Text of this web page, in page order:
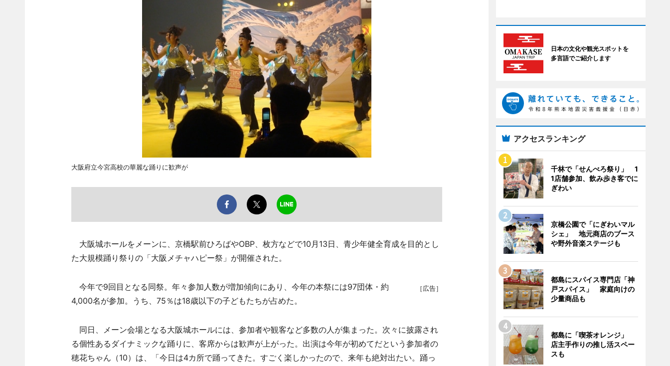
大阪府立今宮高校の華麗な踊りに歓声が
大阪城ホールをメーンに、京橋駅前ひろばやOBP、枚方などで10月13日、青少年健全育成を目的とし
た大規模踊り祭りの「大阪メチャハピー祭」が開催された。
［広告］
今年で9回目となる同祭。年々参加人数が増加傾向にあり、今年の本祭には97団体・約
4,000名が参加。うち、75％は18歳以下の子どもたちが占めた。
同日、メーン会場となる大阪城ホールには、参加者や観客など多数の人が集まった。次々に披露され
る個性あるダイナミックな踊りに、客席からは歓声が上がった。出演は今年が初めてだという参加者の
穂花ちゃん（10）は、「今日は4カ所で踊ってきた。すごく楽しかったので、来年も絶対出たい。踊っ
日本の文化や観光スポットを
多言語でご紹介します
アクセスランキング
千林で「せんべろ祭り」 1
1店舗参加、飲み歩き客でに
ぎわい
京橋公園で「にぎわいマル
シェ」 地元商店のブース
や野外音楽ステージも
都島にスパイス専門店「神
戸スパイス」 家庭向けの
少量商品も
都島に「喫茶オレンジ」
店主手作りの推し活スペー
スも